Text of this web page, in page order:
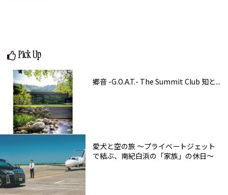
Pick Up
郷音 -G.O.A.T.- The Summit Club 知と...
愛犬と空の旅 ～プライベートジェット
で結ぶ、南紀白浜の「家族」の休日～